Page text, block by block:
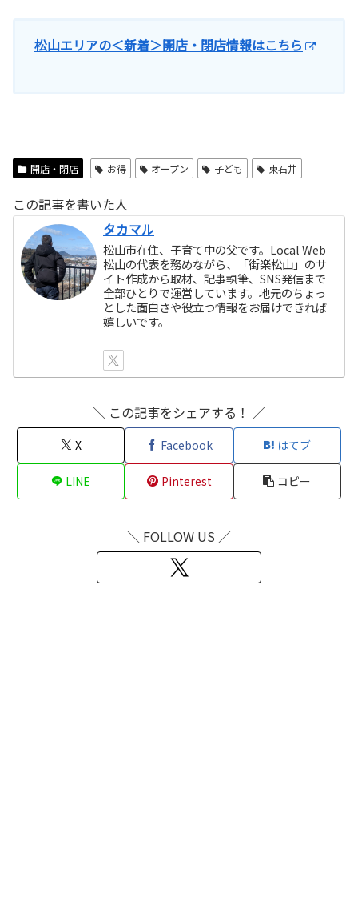
松山エリアの＜新着＞開店・閉店情報はこちら
開店・閉店 お得 オープン 子ども 東石井
この記事を書いた人
タカマル
松山市在住、子育て中の父です。Local Web
松山の代表を務めながら、「街楽松山」のサ
イト作成から取材、記事執筆、SNS発信まで
全部ひとりで運営しています。地元のちょっ
とした面白さや役立つ情報をお届けできれば
嬉しいです。
＼ この記事をシェアする！ ／
X Facebook はてブ
LINE Pinterest コピー
＼ FOLLOW US ／